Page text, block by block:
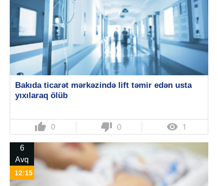
Bakıda ticarət mərkəzində lift təmir edən usta
yıxılaraq ölüb
thumb_up 0 thumb_down 0  1
6
Avq
12:15